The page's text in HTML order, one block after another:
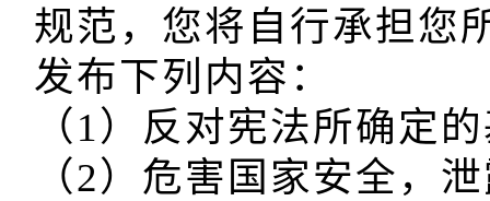
规范，您将自行承担您
发布下列内容：
（1）反对宪法所确定
（2）危害国家安全，